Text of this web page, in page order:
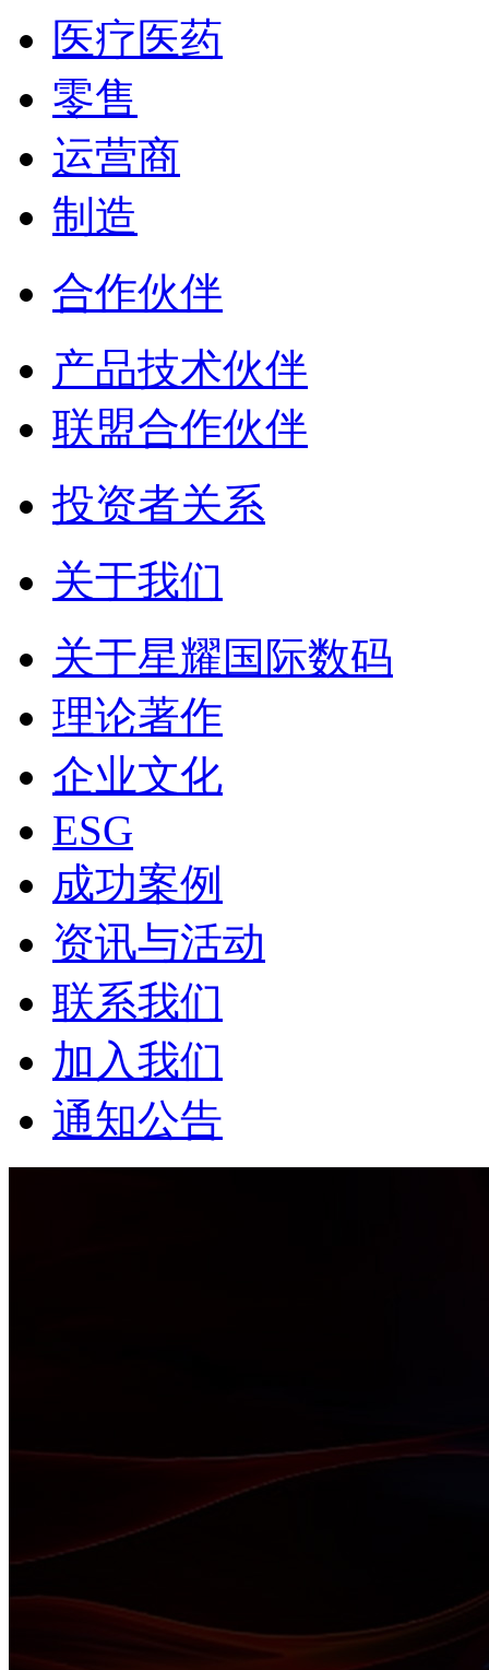
医疗医药
零售
运营商
制造
合作伙伴
产品技术伙伴
联盟合作伙伴
投资者关系
关于我们
关于星耀国际数码
理论著作
企业文化
ESG
成功案例
资讯与活动
联系我们
加入我们
通知公告